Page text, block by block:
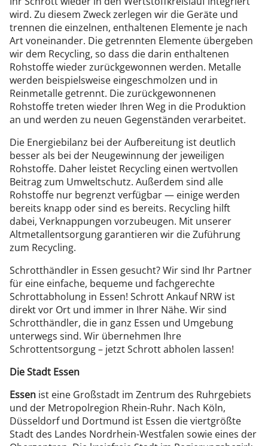
wird. Zu diesem Zweck zerlegen wir die Geräte und
trennen die einzelnen, enthaltenen Elemente je nach
Art voneinander. Die getrennten Elemente übergeben
wir dem Recycling, so dass die darin enthaltenen
Rohstoffe wieder zurückgewonnen werden. Metalle
werden beispielsweise eingeschmolzen und in
Reinmetalle getrennt. Die zurückgewonnenen
Rohstoffe treten wieder Ihren Weg in die Produktion
an und werden zu neuen Gegenständen verarbeitet.
Die Energiebilanz bei der Aufbereitung ist deutlich
besser als bei der Neugewinnung der jeweiligen
Rohstoffe. Daher leistet Recycling einen wertvollen
Beitrag zum Umweltschutz. Außerdem sind alle
Rohstoffe nur begrenzt verfügbar — einige werden
bereits knapp oder sind es bereits. Recycling hilft
dabei, Verknappungen vorzubeugen. Mit unserer
Altmetallentsorgung garantieren wir die Zuführung
zum Recycling.
Schrotthändler in Essen gesucht? Wir sind Ihr Partner
für eine einfache, bequeme und fachgerechte
Schrottabholung in Essen! Schrott Ankauf NRW ist
direkt vor Ort und immer in Ihrer Nähe. Wir sind
Schrotthändler, die in ganz Essen und Umgebung
unterwegs sind. Wir übernehmen Ihre
Schrottentsorgung – jetzt Schrott abholen lassen!
Die Stadt Essen
Essen ist eine Großstadt im Zentrum des Ruhrgebiets
und der Metropolregion Rhein-Ruhr. Nach Köln,
Düsseldorf und Dortmund ist Essen die viertgrößte
Stadt des Landes Nordrhein-Westfalen sowie eines der